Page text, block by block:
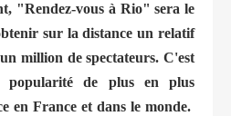
"Rendez-vous à Rio" sera le
sur la distance un relatif
million de spectateurs. C'est
popularité de plus en plus
en France et dans le monde.